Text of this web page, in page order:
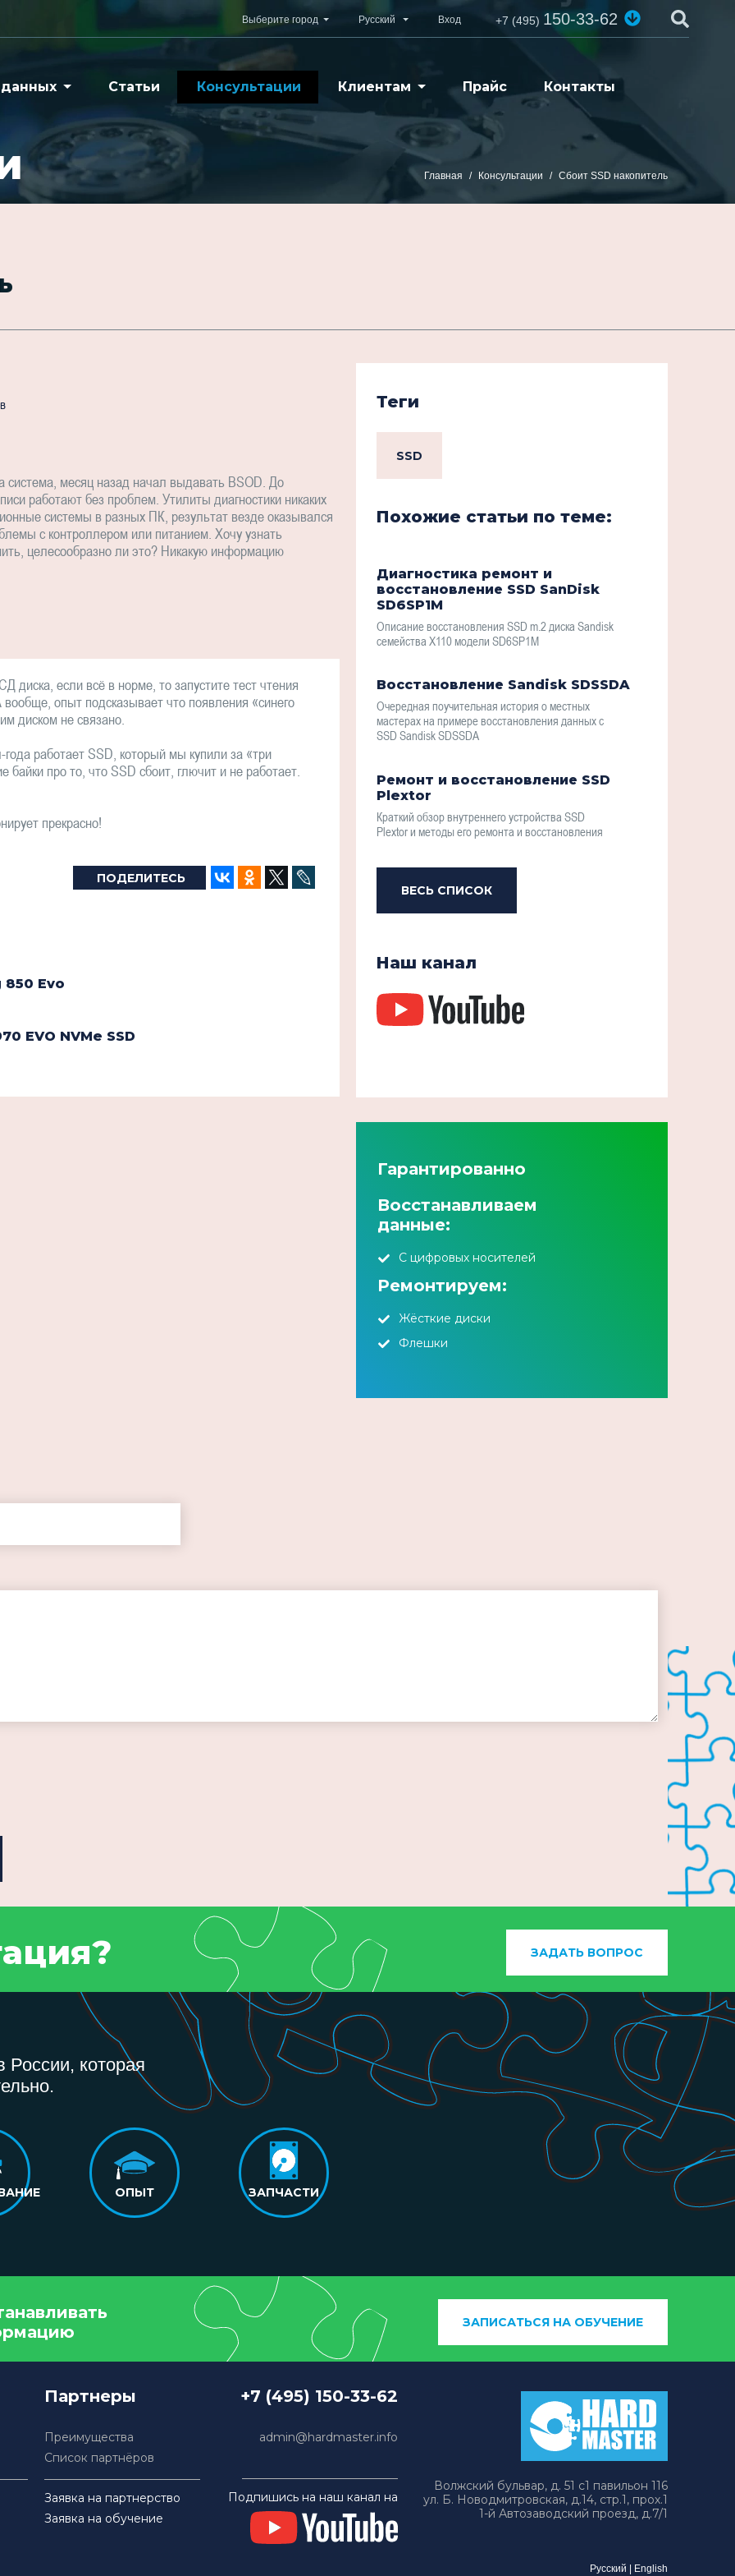
Статьи Консультации Клиентам Прайс Контакты
Выберите город Русский Вход +7 (495)150-33-62
Главная Консультации Сбоит SSD накопитель
система, месяц назад начал выдавать BSOD. До
работают без проблем. Утилиты диагностики никаких
системы в разных ПК, результат везде оказывался
с контроллером или питанием. Хочу узнать
целесообразно ли это? Никакую информацию
если всё в норме, то запустите тест чтения
опыт подсказывает что появления «синего
диском не связано.
работает SSD, который мы купили за «три
байки про то, что SSD сбоит, глючит и не работает.
прекрасно!
ПОДЕЛИТЕСЬ
850 Evo
EVO NVMe SSD
Теги
SSD
Похожие статьи по теме:
Диагностика ремонт и
восстановление SSD SanDisk
SD6SP1M
Описание восстановления SSD m.2 диска Sandisk
семейства X110 модели SD6SP1M
Восстановление Sandisk SDSSDA
Очередная поучительная история о местных
мастерах на примере восстановления данных с
SSD Sandisk SDSSDA
Ремонт и восстановление SSD
Plextor
Краткий обзор внутреннего устройства SSD
Plextor и методы его ремонта и восстановления
ВЕСЬ СПИСОК
Наш канал
Гарантированно
Восстанавливаем
данные:
С цифровых носителей
Ремонтируем:
Жёсткие диски
Флешки
ЗАДАТЬ ВОПРОС
которая
ОПЫТ ЗАПЧАСТИ
ЗАПИСАТЬСЯ НА ОБУЧЕНИЕ
Партнеры
Преимущества
Список партнёров
Заявка на партнерство
Заявка на обучение
+7 (495) 150-33-62
admin@hardmaster.info
Подпишись на наш канал на
Волжский бульвар, д. 51 с1 павильон 116
ул. Б. Новодмитровская, д.14, стр.1, прох.1
1-й Автозаводский проезд, д.7/1
Русский English